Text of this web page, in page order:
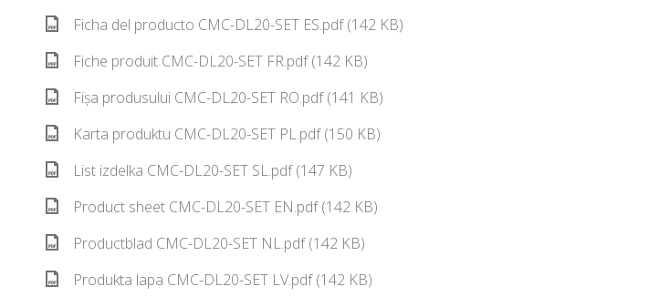
Ficha del producto CMC-DL20-SET ES.pdf (142 KB)
Fiche produit CMC-DL20-SET FR.pdf (142 KB)
Fișa produsului CMC-DL20-SET RO.pdf (141 KB)
Karta produktu CMC-DL20-SET PL.pdf (150 KB)
List izdelka CMC-DL20-SET SL.pdf (147 KB)
Product sheet CMC-DL20-SET EN.pdf (142 KB)
Productblad CMC-DL20-SET NL.pdf (142 KB)
Produkta lapa CMC-DL20-SET LV.pdf (142 KB)